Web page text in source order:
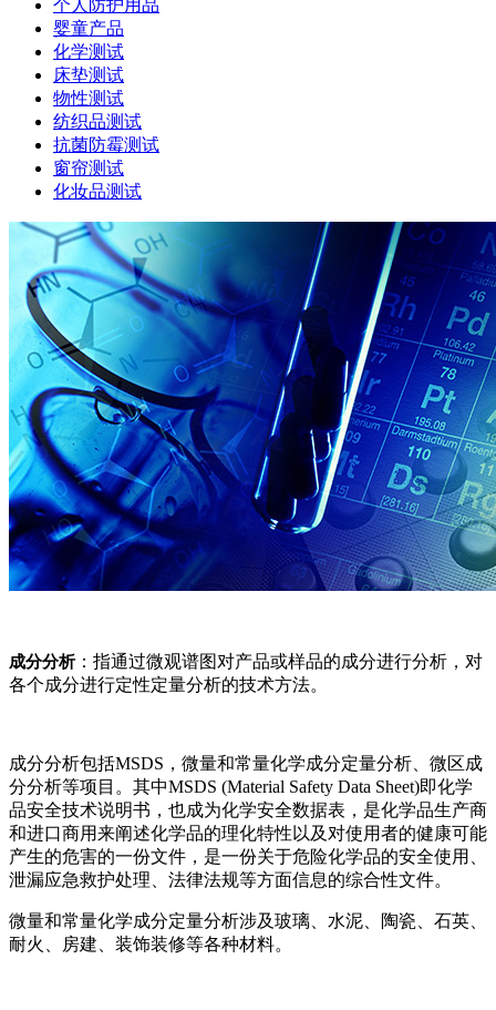
个人防护用品
婴童产品
化学测试
床垫测试
物性测试
纺织品测试
抗菌防霉测试
窗帘测试
化妆品测试
成分分析：指通过微观谱图对产品或样品的成分进行分析，对
各个成分进行定性定量分析的技术方法。
成分分析包括MSDS，微量和常量化学成分定量分析、微区成
分分析等项目。其中MSDS (Material Safety Data Sheet)即化学
品安全技术说明书，也成为化学安全数据表，是化学品生产商
和进口商用来阐述化学品的理化特性以及对使用者的健康可能
产生的危害的一份文件，是一份关于危险化学品的安全使用、
泄漏应急救护处理、法律法规等方面信息的综合性文件。
微量和常量化学成分定量分析涉及玻璃、水泥、陶瓷、石英、
耐火、房建、装饰装修等各种材料。